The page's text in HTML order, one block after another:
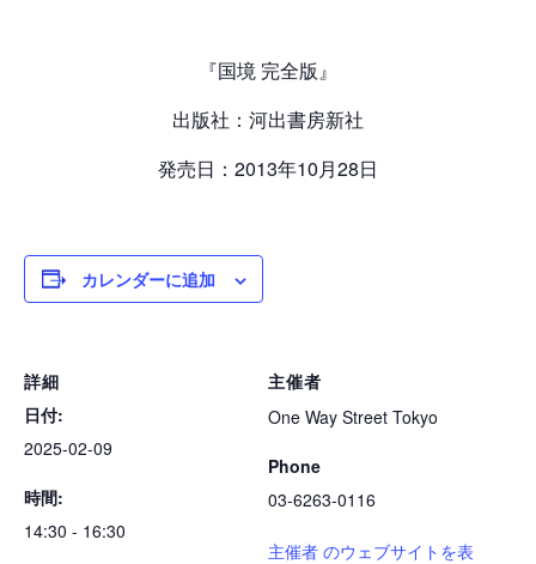
『国境 完全版』
出版社：河出書房新社
発売日：2013年10月28日
カレンダーに追加
詳細
日付:
2025-02-09
時間:
14:30 - 16:30
主催者
One Way Street Tokyo
Phone
03-6263-0116
主催者 のウェブサイトを表